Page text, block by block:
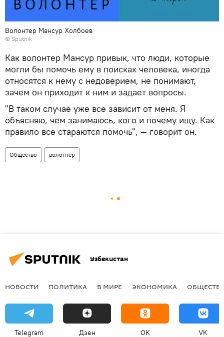
Волонтер Мансур Холбоев
© Sputnik
Как волонтер Мансур привык, что люди, которые
могли бы помочь ему в поисках человека, иногда
относятся к нему с недоверием, не понимают,
зачем он приходит к ним и задает вопросы.
"В таком случае уже все зависит от меня. Я
объясняю, чем занимаюсь, кого и почему ищу. Как
правило все стараются помочь", — говорит он.
Общество волонтер
Узбекистан
НОВОСТИ ПОЛИТИКА В МИРЕ ЭКОНОМИКА
Telegram Дзен OK VK